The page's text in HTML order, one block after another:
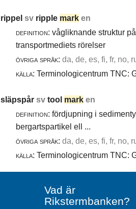
rippel sv ripple mark en
definition: vågliknande struktur
transportmediets rörelser
övriga språk: da, de, es, fi, fr, no,
källa: Terminologicentrum TNC:
släpspår sv tool mark en
definition: fördjupning i
bergartspartikel ell ...
övriga språk: da, de, es, fi, fr, no,
källa: Terminologicentrum TNC:
Vad är
Rikstermbanken?